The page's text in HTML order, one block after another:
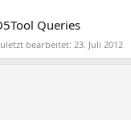
Queries
bearbeitet: 23. Juli 2012